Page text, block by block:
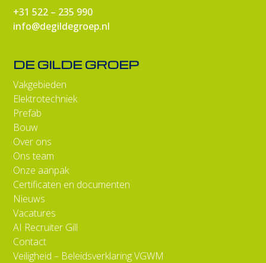
+31 522 – 235 990
info@degildegroep.nl
DE GILDE GROEP
Vakgebieden
Elektrotechniek
Prefab
Bouw
Over ons
Ons team
Onze aanpak
Certificaten en documenten
Nieuws
Vacatures
AI Recruiter Gill
Contact
Veiligheid – Beleidsverklaring VGWM